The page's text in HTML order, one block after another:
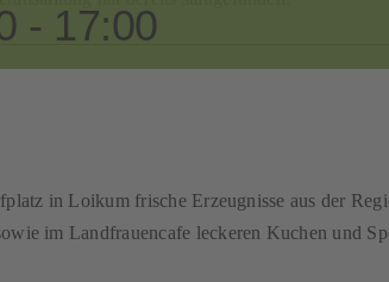
- 17:00
in Loikum frische Erzeugnisse aus der
im Landfrauencafe leckeren Kuchen und